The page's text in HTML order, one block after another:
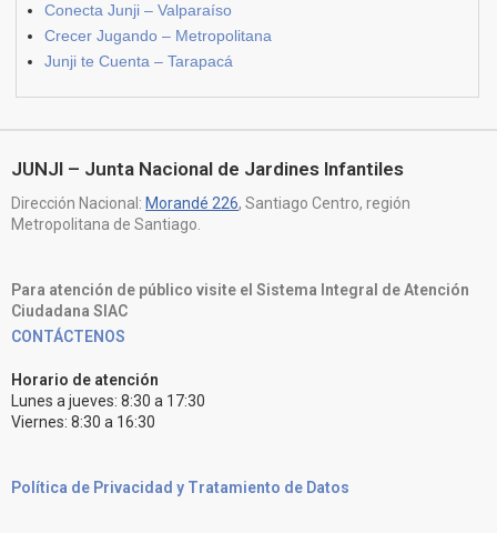
Conecta Junji – Valparaíso
Crecer Jugando – Metropolitana
Junji te Cuenta – Tarapacá
JUNJI – Junta Nacional de Jardines Infantiles
Dirección Nacional: Morandé 226, Santiago Centro, región
Metropolitana de Santiago.
Para atención de público visite el Sistema Integral de Atención
Ciudadana SIAC
CONTÁCTENOS
Horario de atención
Lunes a jueves: 8:30 a 17:30
Viernes: 8:30 a 16:30
Política de Privacidad y Tratamiento de Datos